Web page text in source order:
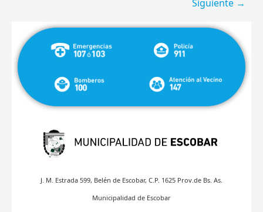
Siguiente →
J. M. Estrada 599, Belén de Escobar, C.P. 1625 Prov.de Bs. As.
Municipalidad de Escobar